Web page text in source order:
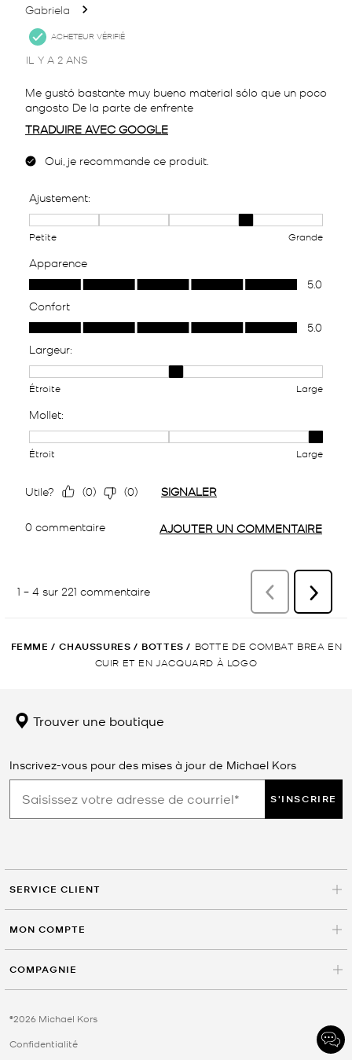
FEMME / CHAUSSURES / BOTTES / BOTTE DE COMBAT BREA EN
CUIR ET EN JACQUARD À LOGO
Trouver une boutique
Inscrivez-vous pour des mises à jour de Michael Kors
S'INSCRIRE
SERVICE CLIENT
MON COMPTE
COMPAGNIE
©2026 Michael Kors
Confidentialité